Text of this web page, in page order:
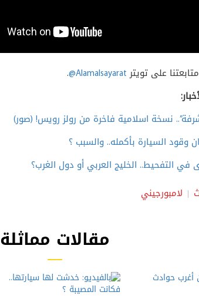
على تويتر@Alamalsayarat
.
نسخة اسلامية فاخرة من رولز رويس! (صور)
وقود السيارة بأكمله.. والسبب ؟
في التفحيط.. الخليج العربي أو دول الغرب؟
لامبورجيني
مقالات مماثلة